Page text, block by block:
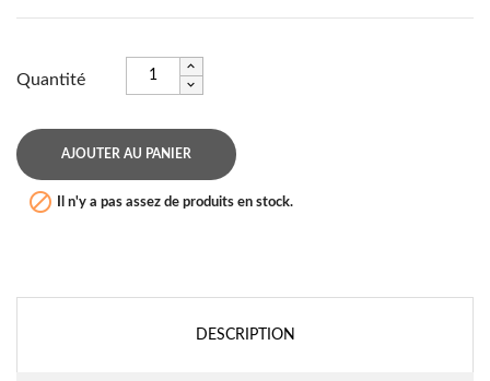
Quantité
AJOUTER AU PANIER
 Il n'y a pas assez de produits en stock.
DESCRIPTION